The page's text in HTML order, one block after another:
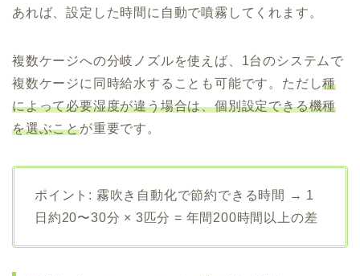
あれば、設定した時間に自動で噴霧してくれます。
複数ケージへの分岐ノズルを使えば、1台のシステムで
複数ケージに同時給水することも可能です。ただし種
によって必要湿度が違う場合は、個別設定できる機種
を選ぶことが重要です。
ポイント: 霧吹き自動化で節約できる時間 → 1
日約20〜30分 × 3匹分 = 年間200時間以上の差